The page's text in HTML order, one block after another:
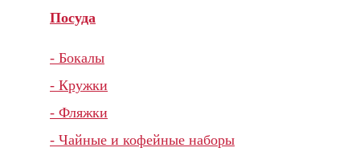
Посуда
- Бокалы
- Кружки
- Фляжки
- Чайные и кофейные наборы